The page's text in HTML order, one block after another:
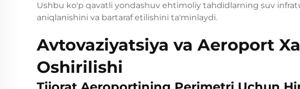
Ushbu ko'p qavatli yondashuv ehtimoliy tahdidlarning suv
aniqlanishini va bartaraf etilishini ta'minlaydi.
Avtovaziyatsiya va Aeroport
Oshirilishi